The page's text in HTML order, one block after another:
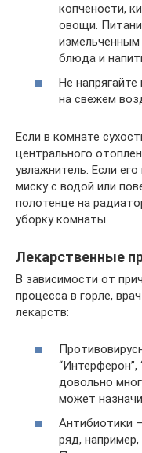
копчености,
овощи.
измельченным
блюда и
Не
на свежем
Если в комнате
центрального
увлажнитель. Если
миску с водой или
полотенце на
уборку комнаты.
Лекарственные
В зависимости от
процесса в горле,
лекарств:
“Интерферон”,
довольно
может
Антибиотики
ряд, например,